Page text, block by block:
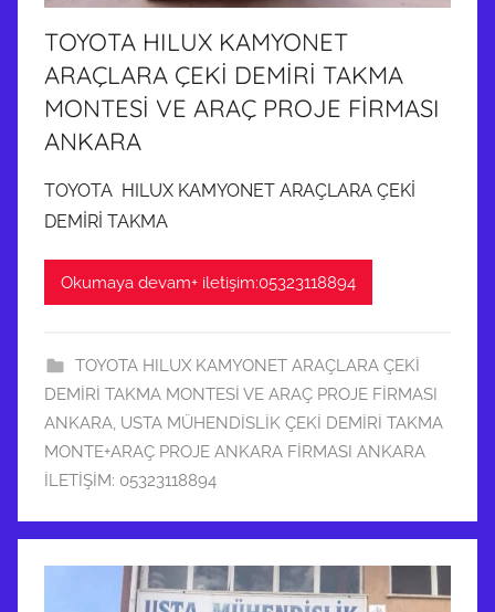
TOYOTA HILUX KAMYONET
ARAÇLARA ÇEKİ DEMİRİ TAKMA
MONTESİ VE ARAÇ PROJE FİRMASI
ANKARA
TOYOTA HILUX KAMYONET ARAÇLARA ÇEKİ
DEMİRİ TAKMA
Okumaya devam+ iletişim:05323118894
TOYOTA HILUX KAMYONET ARAÇLARA ÇEKİ
DEMİRİ TAKMA MONTESİ VE ARAÇ PROJE FİRMASI
ANKARA, USTA MÜHENDİSLİK ÇEKİ DEMİRİ TAKMA
MONTE+ARAÇ PROJE ANKARA FİRMASI ANKARA
İLETİŞİM: 05323118894